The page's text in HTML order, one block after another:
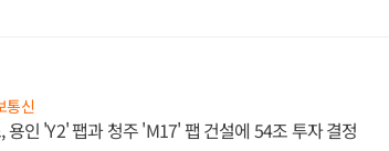
통신
용인 'Y2' 팹과 청주 'M17' 팹 건설에 54조 투자 결정